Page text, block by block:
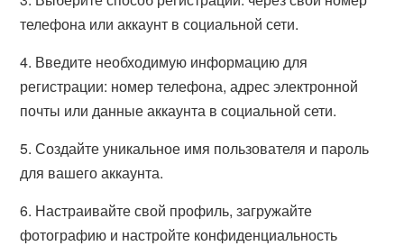
телефона или аккаунт в социальной сети.
4. Введите необходимую информацию для
регистрации: номер телефона, адрес электронной
почты или данные аккаунта в социальной сети.
5. Создайте уникальное имя пользователя и пароль
для вашего аккаунта.
6. Настраивайте свой профиль, загружайте
фотографию и настройте конфиденциальность